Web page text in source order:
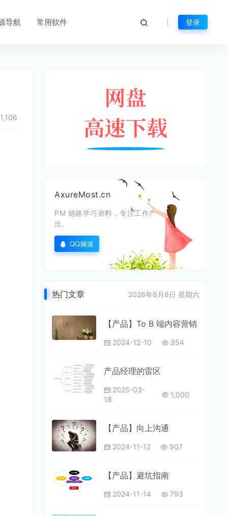
导航 常用软件 登录
1,106
AxureMost.cn
PM 链路学习资料，专注工作产
出。
QQ频道
热门文章 2026年8月8日 星期六
【产品】To B 端内容营销
2024-12-10 954
产品经理的雷区
2025-03-
18
1,000
【产品】向上沟通
2024-11-12 907
【产品】避坑指南
2024-11-14 793